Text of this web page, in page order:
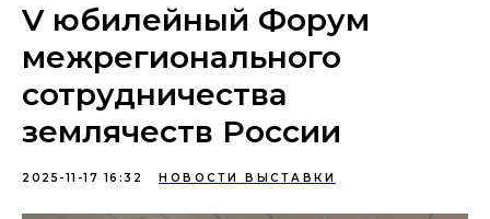
V юбилейный Форум
межрегионального
сотрудничества
землячеств России
2025-11-17 16:32 НОВОСТИ ВЫСТАВКИ